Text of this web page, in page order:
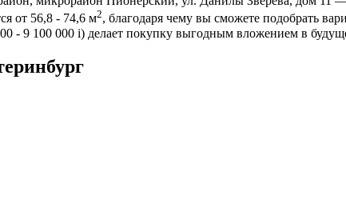
от 56,8 - 74,6 м2, благодаря чему вы сможете подобрать
- 9 100 000 i) делает покупку выгодным вложением в